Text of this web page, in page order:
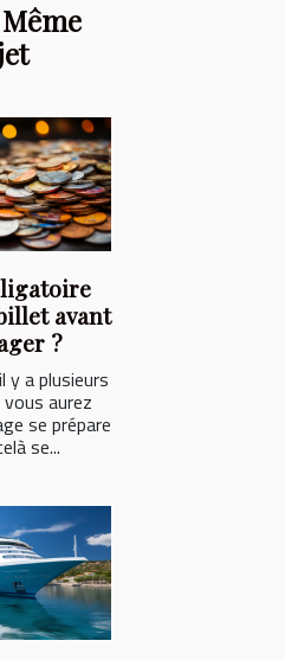
avant
?
y a plusieurs
aurez
se prépare
se...